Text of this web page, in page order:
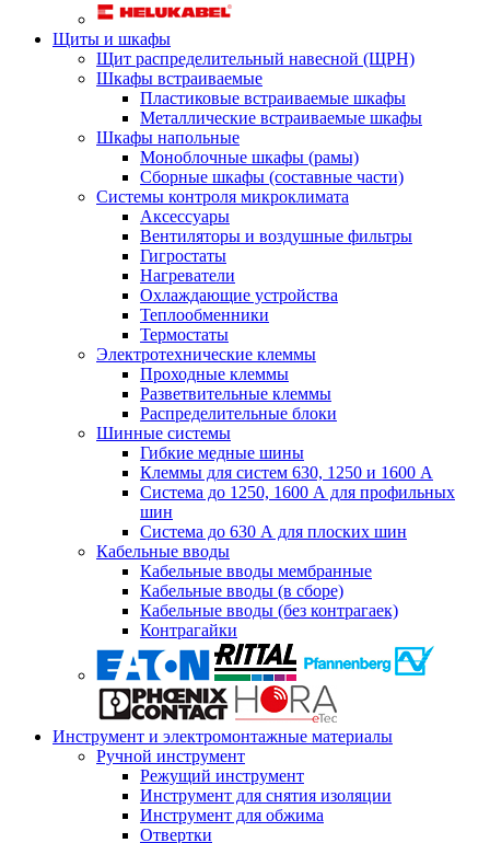
Щиты и шкафы
Щит распределительный навесной (ЩРН)
Шкафы встраиваемые
Пластиковые встраиваемые шкафы
Металлические встраиваемые шкафы
Шкафы напольные
Моноблочные шкафы (рамы)
Сборные шкафы (составные части)
Системы контроля микроклимата
Аксессуары
Вентиляторы и воздушные фильтры
Гигростаты
Нагреватели
Охлаждающие устройства
Теплообменники
Термостаты
Электротехнические клеммы
Проходные клеммы
Разветвительные клеммы
Распределительные блоки
Шинные системы
Гибкие медные шины
Клеммы для систем 630, 1250 и 1600 А
Система до 1250, 1600 А для профильных
шин
Система до 630 А для плоских шин
Кабельные вводы
Кабельные вводы мембранные
Кабельные вводы (в сборе)
Кабельные вводы (без контрагаек)
Контрагайки
Инструмент и электромонтажные материалы
Ручной инструмент
Режущий инструмент
Инструмент для снятия изоляции
Инструмент для обжима
Отвертки